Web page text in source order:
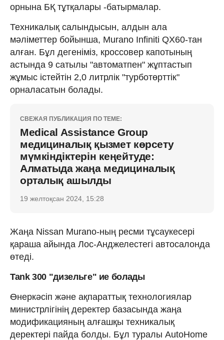
орнына БҚ тұтқалары -батырмалар.
Техникалық салындысын, алдын ала
мәліметтер бойынша, Murano Infiniti QX60-тан
алған. Бұл дегеніміз, кроссовер капотының
астында 9 сатылы "автоматпен" жұптастып
жұмыс істейтін 2,0 литрлік "турботөрттік"
орналасатын болады.
СВЕЖАЯ ПУБЛИКАЦИЯ ПО ТЕМЕ:
Medical Assistance Group
медициналық қызмет көрсету
мүмкіндіктерін кеңейтуде:
Алматыда жаңа медициналық
орталық ашылды
19 желтоқсан 2024, 15:28
Жаңа Nissan Murano-ның ресми тұсаукесері
қараша айында Лос-Анджелестегі автосалонда
өтеді.
Tank 300 "дизельге" ие болады
Өнеркәсіп және ақпараттық технологиялар
министрлігінің деректер базасында жаңа
модификацияның алғашқы техникалық
деректері пайда болды. Бұл туралы AutoHome